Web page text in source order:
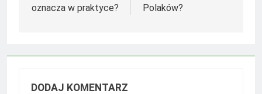
oznacza w praktyce?
Polaków?
DODAJ KOMENTARZ